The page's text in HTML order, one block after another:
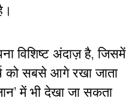
विशिष्ट अंदाज़ है, जिसमें
को सबसे आगे रखा जाता
में भी देखा जा सकता